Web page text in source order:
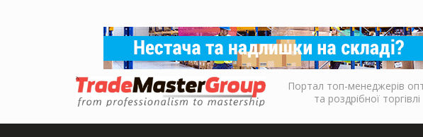
Портал топ-менеджерів
та роздрібної торгівлі